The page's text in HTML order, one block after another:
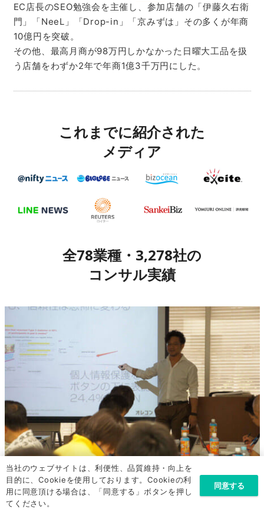
EC店長のSEO勉強会を主催し、参加店舗の「伊藤久右衛
門」「NeeL」「Drop-in」「京みずは」その多くが年商
10億円を突破。
その他、最高月商が98万円しかなかった日曜大工品を扱
う店舗をわずか2年で年商1億3千万円にした。
これまでに紹介された
メディア
全78業種・3,278社の
コンサル実績
当社のウェブサイトは、利便性、品質維持・向上を
目的に、Cookieを使用しております。Cookieの利
用に同意頂ける場合は、「同意する」ボタンを押し
てください。
同意する